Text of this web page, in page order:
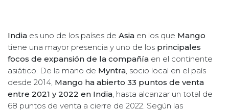
India es uno de los países de Asia en los que Mango
tiene una mayor presencia y uno de los principales
focos de expansión de la compañía en el continente
asiático. De la mano de Myntra , socio local en el país
desde 2014, Mango ha abierto 33 puntos de venta
entre 2021 y 2022 en India , hasta alcanzar un total de
68 puntos de venta a cierre de 2022. Según las